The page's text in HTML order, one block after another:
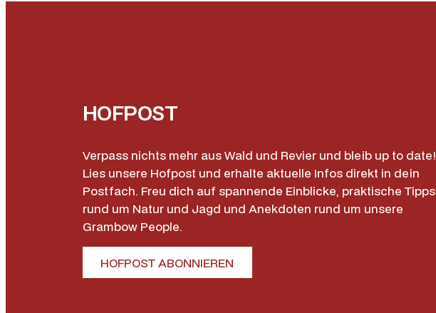
HOFPOST
Verpass nichts mehr aus Wald und Revier und bleib up to date!
Lies unsere Hofpost und erhalte aktuelle Infos direkt in dein
Postfach. Freu dich auf spannende Einblicke, praktische Tipps
rund um Natur und Jagd und Anekdoten rund um unsere
Grambow People.
HOFPOST ABONNIEREN